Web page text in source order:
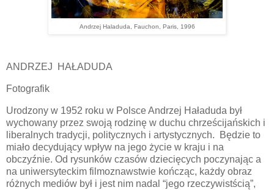
Andrzej Haladuda, Fauchon, Paris, 1996
ANDRZEJ HAŁADUDA
Fotografik
Urodzony w 1952 roku w Polsce Andrzej Haładuda był
wychowany przez swoją rodzinę w duchu chrześcijańskich i
liberalnych tradycji, politycznych i artystycznych. Będzie to
miało decydujący wpływ na jego życie w kraju i na
obczyźnie. Od rysunków czasów dziecięcych poczynając a
na uniwersyteckim filmoznawstwie kończąc, każdy obraz
różnych mediów był i jest nim nadal “jego rzeczywistścią”,